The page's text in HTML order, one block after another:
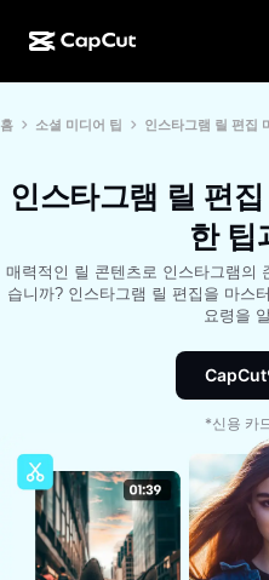
CapCut 데스크톱
CapCut 온라인
CapCut 모바일
AI로 만들기
동영상 스튜디오
AI 동영상 생성기
Dreamina Seedance 2.5
Nano Banana Pro
Gemini Omni
기능
동영상 에디터 및 생성기
이미지 에디터 및 생성기
음성 생성기 및 에디터
사용 사례
소셜 미디어
마케팅
소셜 미디어 템플릿
홀리데이 템플릿
효과 템플릿
비즈니스 템플릿
정보
제휴 사용자
개척자 프로그램
크리에이티브 파트너 프
CapCut 크리에이티브 캠
도움말
홈 소셜 미디어 팁 인스타그램 릴 편집
인스타그램 릴 편
한 팁
매력적인 릴 콘텐츠로 인스타그램의
습니까? 인스타그램 릴 편집을 마스
요령을
CapCut
*신용 카